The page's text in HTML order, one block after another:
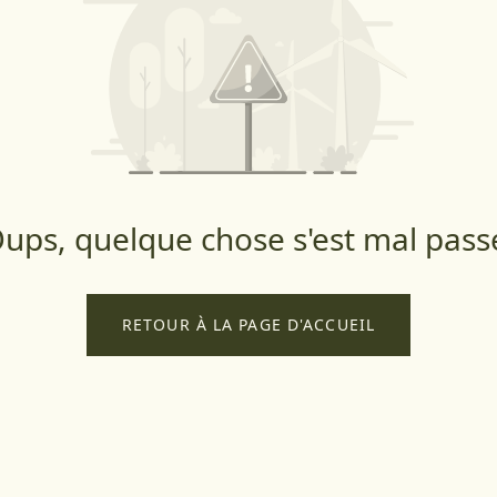
quelque chose s'est mal
RETOUR À LA PAGE D'ACCUEIL